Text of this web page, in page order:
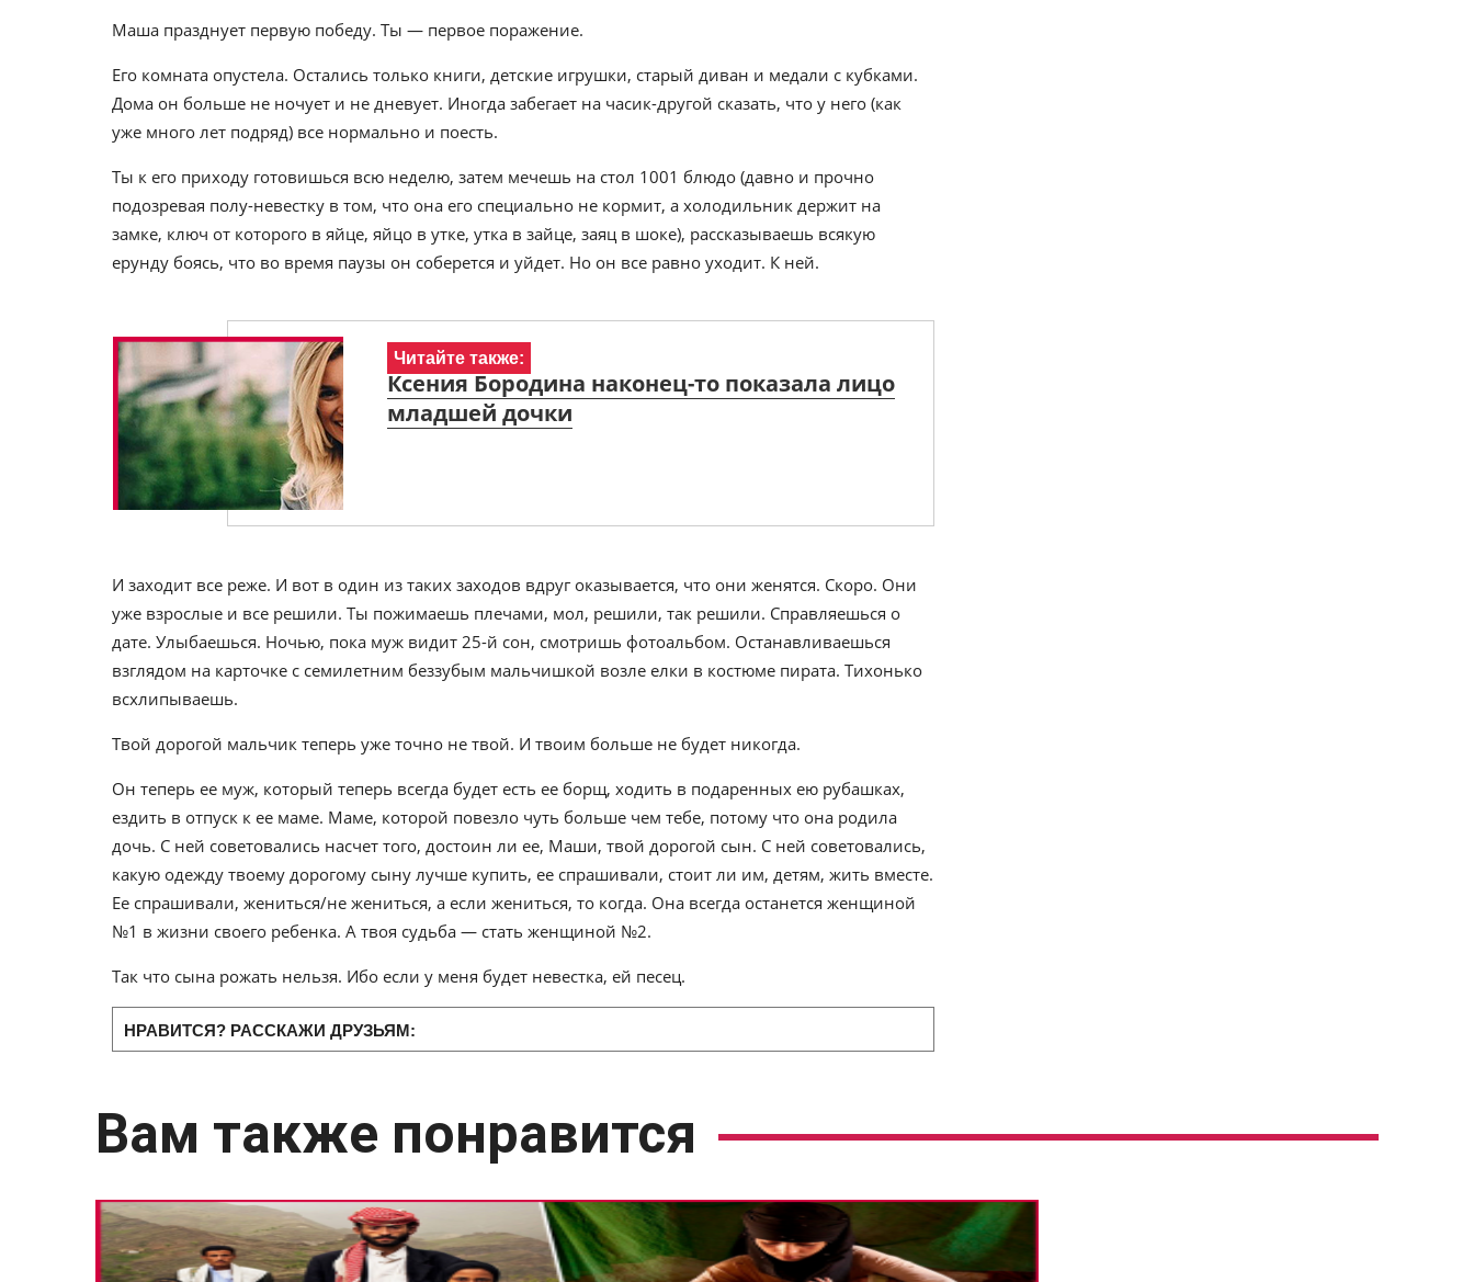
Маша празднует первую победу. Ты — первое поражение.
Его комната опустела. Остались только книги, детские игрушки, старый диван и медали с кубками.
Дома он больше не ночует и не дневует. Иногда забегает на часик-другой сказать, что у него (как
уже много лет подряд) все нормально и поесть.
Ты к его приходу готовишься всю неделю, затем мечешь на стол 1001 блюдо (давно и прочно
подозревая полу-невестку в том, что она его специально не кормит, а холодильник держит на
замке, ключ от которого в яйце, яйцо в утке, утка в зайце, заяц в шоке), рассказываешь всякую
ерунду боясь, что во время паузы он соберется и уйдет. Но он все равно уходит. К ней.
Читайте также:
Ксения Бородина наконец-то показала лицо
младшей дочки
И заходит все реже. И вот в один из таких заходов вдруг оказывается, что они женятся. Скоро. Они
уже взрослые и все решили. Ты пожимаешь плечами, мол, решили, так решили. Справляешься о
дате. Улыбаешься. Ночью, пока муж видит 25-й сон, смотришь фотоальбом. Останавливаешься
взглядом на карточке с семилетним беззубым мальчишкой возле елки в костюме пирата. Тихонько
всхлипываешь.
Твой дорогой мальчик теперь уже точно не твой. И твоим больше не будет никогда.
Он теперь ее муж, который теперь всегда будет есть ее борщ, ходить в подаренных ею рубашках,
ездить в отпуск к ее маме. Маме, которой повезло чуть больше чем тебе, потому что она родила
дочь. С ней советовались насчет того, достоин ли ее, Маши, твой дорогой сын. С ней советовались,
какую одежду твоему дорогому сыну лучше купить, ее спрашивали, стоит ли им, детям, жить вместе.
Ее спрашивали, жениться/не жениться, а если жениться, то когда. Она всегда останется женщиной
№1 в жизни своего ребенка. А твоя судьба — стать женщиной №2.
Так что сына рожать нельзя. Ибо если у меня будет невестка, ей песец.
НРАВИТСЯ? РАССКАЖИ ДРУЗЬЯМ:
Вам также понравится